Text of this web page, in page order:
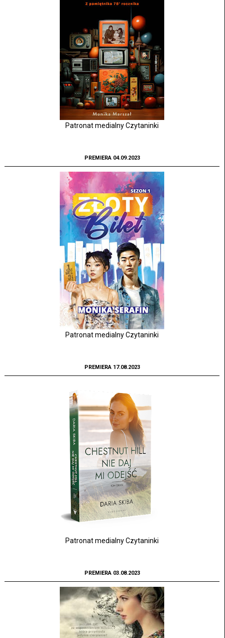
Patronat medialny Czytaninki
PREMIERA 04.09.2023
Patronat medialny Czytaninki
PREMIERA 17.08.2023
Patronat medialny Czytaninki
PREMIERA 03.08.2023